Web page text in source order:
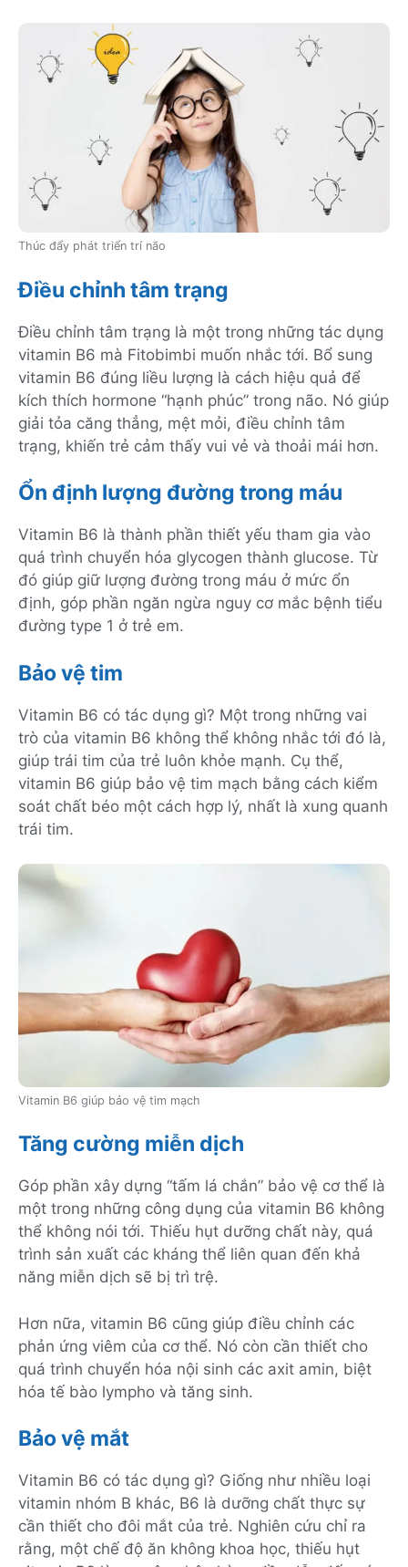
Thúc đẩy phát triển trí não
Điều chỉnh tâm trạng
Điều chỉnh tâm trạng là một trong những tác dụng
vitamin B6 mà Fitobimbi muốn nhắc tới. Bổ sung
vitamin B6 đúng liều lượng là cách hiệu quả để
kích thích hormone “hạnh phúc” trong não. Nó giúp
giải tỏa căng thẳng, mệt mỏi, điều chỉnh tâm
trạng, khiến trẻ cảm thấy vui vẻ và thoải mái hơn.
Ổn định lượng đường trong máu
Vitamin B6 là thành phần thiết yếu tham gia vào
quá trình chuyển hóa glycogen thành glucose. Từ
đó giúp giữ lượng đường trong máu ở mức ổn
định, góp phần ngăn ngừa nguy cơ mắc bệnh tiểu
đường type 1 ở trẻ em.
Bảo vệ tim
Vitamin B6 có tác dụng gì? Một trong những vai
trò của vitamin B6 không thể không nhắc tới đó là,
giúp trái tim của trẻ luôn khỏe mạnh. Cụ thể,
vitamin B6 giúp bảo vệ tim mạch bằng cách kiểm
soát chất béo một cách hợp lý, nhất là xung quanh
trái tim.
Vitamin B6 giúp bảo vệ tim mạch
Tăng cường miễn dịch
Góp phần xây dựng “tấm lá chắn” bảo vệ cơ thể là
một trong những công dụng của vitamin B6 không
thể không nói tới. Thiếu hụt dưỡng chất này, quá
trình sản xuất các kháng thể liên quan đến khả
năng miễn dịch sẽ bị trì trệ.
Hơn nữa, vitamin B6 cũng giúp điều chỉnh các
phản ứng viêm của cơ thể. Nó còn cần thiết cho
quá trình chuyển hóa nội sinh các axit amin, biệt
hóa tế bào lympho và tăng sinh.
Bảo vệ mắt
Vitamin B6 có tác dụng gì? Giống như nhiều loại
vitamin nhóm B khác, B6 là dưỡng chất thực sự
cần thiết cho đôi mắt của trẻ. Nghiên cứu chỉ ra
rằng, một chế độ ăn không khoa học, thiếu hụt